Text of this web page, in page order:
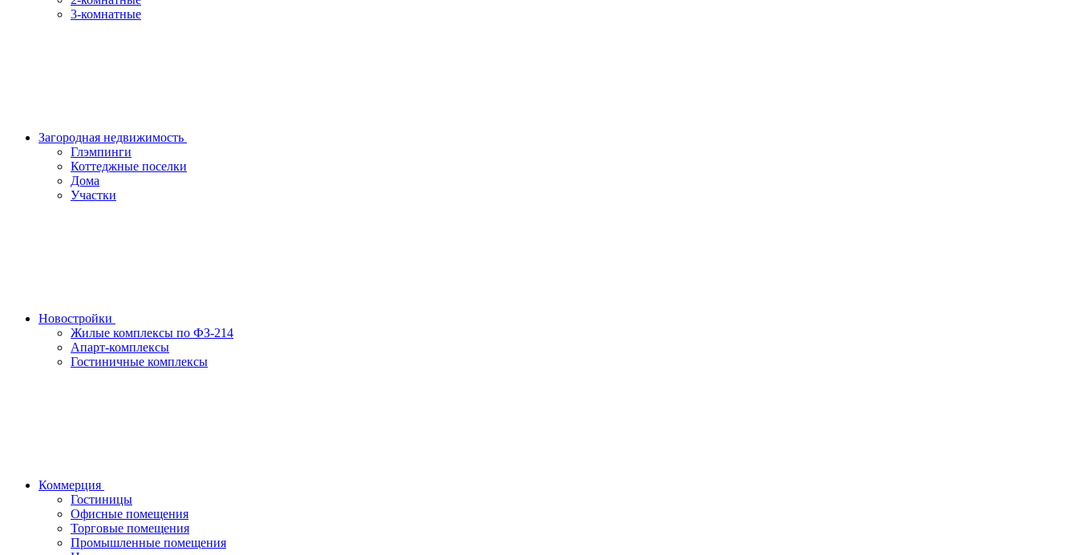
3-комнатные
Загородная недвижимость
Глэмпинги
Коттеджные поселки
Дома
Участки
Новостройки
Жилые комплексы по ФЗ-214
Апарт-комплексы
Гостиничные комплексы
Коммерция
Гостиницы
Офисные помещения
Торговые помещения
Промышленные помещения